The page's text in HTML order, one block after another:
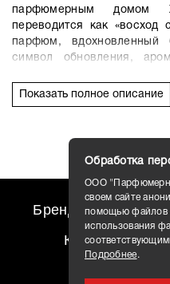
парфюмерным домом
переводится как
парфюм, вдохновленный
символ обновления,
новым начинаниям. С
надежда. Levar Del Sole —
нюансов сладкого
игристого бергамота,
спелого яблока и
композиции
жасмина, пудрового
подчеркнутые
База композиции Xerjoff
сливочная смесь бобов
Показать полное описание
Бренды travel
Контакты
Обработка
ООО
своем сайте
помощью файлов
использования
Подробнее.